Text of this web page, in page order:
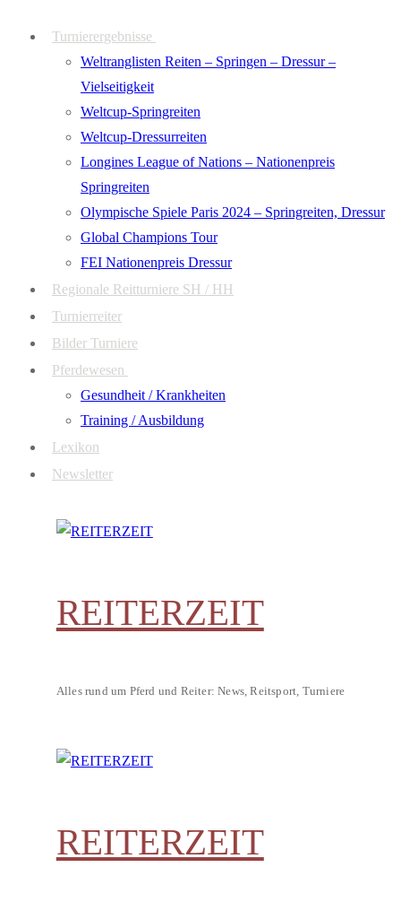
Turnierergebnisse
Weltranglisten Reiten – Springen – Dressur –
Vielseitigkeit
Weltcup-Springreiten
Weltcup-Dressurreiten
Longines League of Nations – Nationenpreis
Springreiten
Olympische Spiele Paris 2024 – Springreiten, Dressur
Global Champions Tour
FEI Nationenpreis Dressur
Regionale Reitturniere SH / HH
Turnierreiter
Bilder Turniere
Pferdewesen
Gesundheit / Krankheiten
Training / Ausbildung
Lexikon
Newsletter
REITERZEIT
Alles rund um Pferd und Reiter: News, Reitsport, Turniere
REITERZEIT